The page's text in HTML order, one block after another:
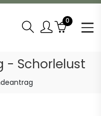
0
- Schorlelust